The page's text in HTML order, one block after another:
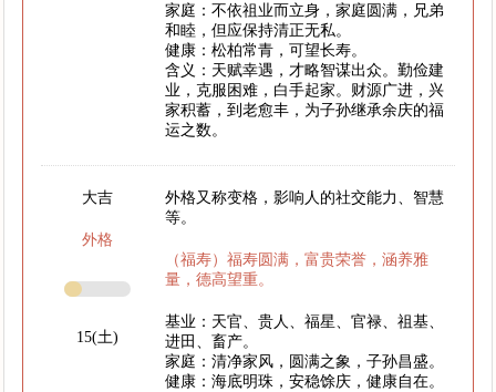
家庭：不依祖业而立身，家庭圆满，兄弟
和睦，但应保持清正无私。
健康：松柏常青，可望长寿。
含义：天赋幸遇，才略智谋出众。勤俭建
业，克服困难，白手起家。财源广进，兴
家积蓄，到老愈丰，为子孙继承余庆的福
运之数。
大吉
外格
15(土)
外格又称变格，影响人的社交能力、智慧
等。
（福寿）福寿圆满，富贵荣誉，涵养雅
量，德高望重。
基业：天官、贵人、福星、官禄、祖基、
进田、畜产。
家庭：清净家风，圆满之象，子孙昌盛。
健康：海底明珠，安稳馀庆，健康自在。